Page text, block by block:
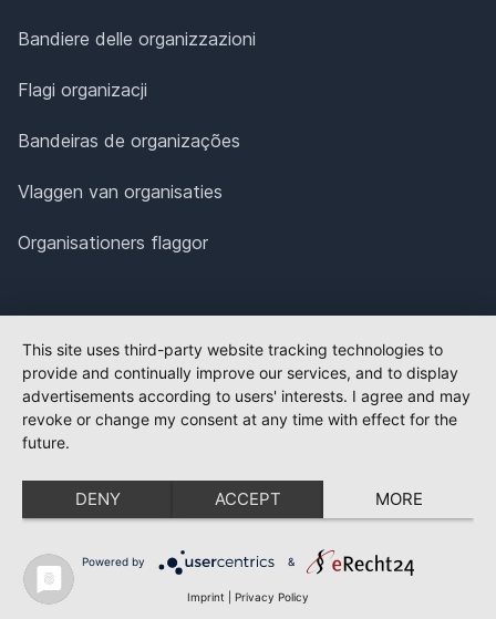
Bandiere delle organizzazioni
Flagi organizacji
Bandeiras de organizações
Vlaggen van organisaties
Organisationers flaggor
This site uses third-party website tracking technologies to
provide and continually improve our services, and to display
advertisements according to users' interests. I agree and may
revoke or change my consent at any time with effect for the
future.
DENY ACCEPT MORE
Powered by &
Imprint Privacy Policy